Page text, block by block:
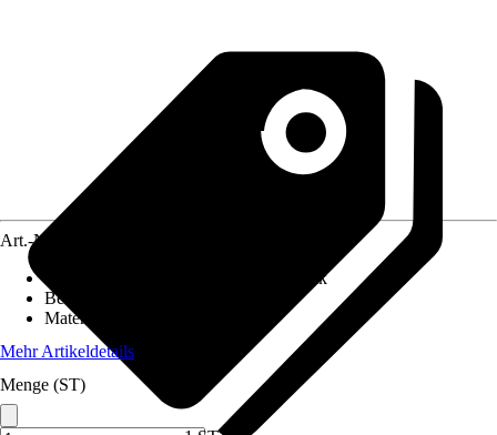
Art.-Nr.
Mit Absenkautomatik
Befestigungsart
Material Scharniere
Mehr Artikeldetails
Menge (ST)